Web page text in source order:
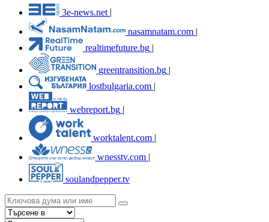
3e-news.net
nasamnatam.com |
realtimefuture.bg |
greentransition.bg |
lostbulgaria.com |
webreport.bg
worktalent.com |
wnesstv.com |
soulandpepper.tv